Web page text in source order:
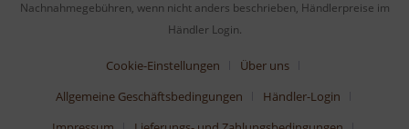
Nachnahmegebühren, wenn nicht anders beschrieben, Händlerpreise im
Händler Login.
Cookie-Einstellungen
Über uns
Allgemeine Geschäftsbedingungen
Händler-Login